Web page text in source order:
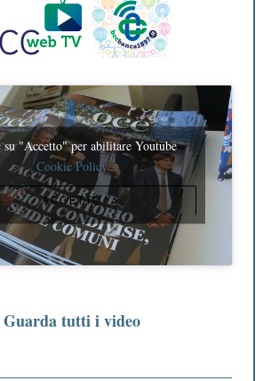
su "Accetto" per abilitare Youtube
Cookie Policy
ACCETTO
Guarda tutti i video